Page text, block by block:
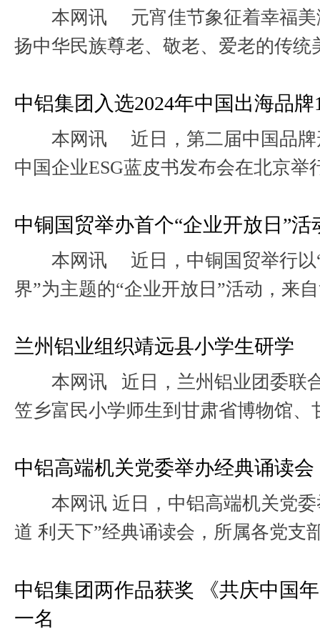
本网讯 元宵佳节象征着幸福美
扬中华民族尊老、敬老、爱老的传统
中铝集团入选2024年中国出海品牌
本网讯 近日，第二届中国品牌
中国企业ESG蓝皮书发布会在北京举
中铜国贸举办首个“企业开放日”活
本网讯 近日，中铜国贸举行以“
界”为主题的“企业开放日”活动，来
兰州铝业组织靖远县小学生研学
本网讯 近日，兰州铝业团委联合
笠乡富民小学师生到甘肃省博物馆
中铝高端机关党委举办经典诵读会
本网讯 近日，中铝高端机关党委举办“诵经典 守初心 行大
道 利天下”经典诵读会，所属各党支部党员齐聚一堂，共赴一
中铝集团两作品获奖 《共庆中国
一名